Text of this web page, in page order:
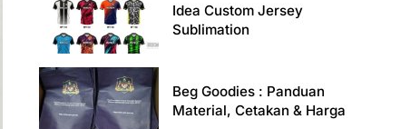
Idea Custom Jersey
Sublimation
Beg Goodies : Panduan
Material, Cetakan & Harga